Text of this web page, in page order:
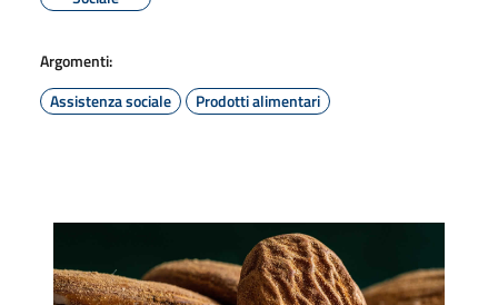
Argomenti:
Assistenza sociale
Prodotti alimentari